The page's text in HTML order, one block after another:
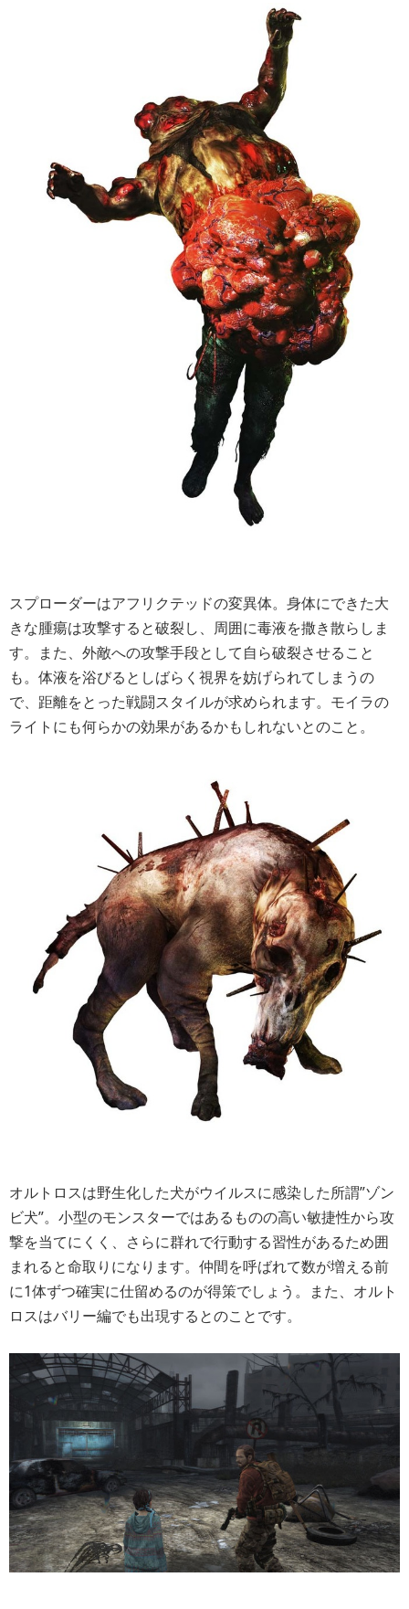
スプローダーはアフリクテッドの変異体。身体にできた大
きな腫瘍は攻撃すると破裂し、周囲に毒液を撒き散らしま
す。また、外敵への攻撃手段として自ら破裂させること
も。体液を浴びるとしばらく視界を妨げられてしまうの
で、距離をとった戦闘スタイルが求められます。モイラの
ライトにも何らかの効果があるかもしれないとのこと。
オルトロスは野生化した犬がウイルスに感染した所謂”ゾン
ビ犬”。小型のモンスターではあるものの高い敏捷性から攻
撃を当てにくく、さらに群れで行動する習性があるため囲
まれると命取りになります。仲間を呼ばれて数が増える前
に1体ずつ確実に仕留めるのが得策でしょう。また、オルト
ロスはバリー編でも出現するとのことです。